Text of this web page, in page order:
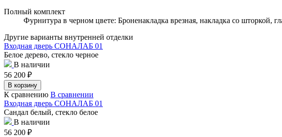
Полный комплект
Фурнитура в черном цвете: Броненакладка врезная, накладка со шторкой,
Другие варианты внутренней отделки
Входная дверь СОНАЛАБ 01
Белое дерево, стекло черное
В наличии
56 200 ₽
В корзину
К сравнению В сравнении
Входная дверь СОНАЛАБ 01
Сандал белый, стекло белое
В наличии
56 200 ₽